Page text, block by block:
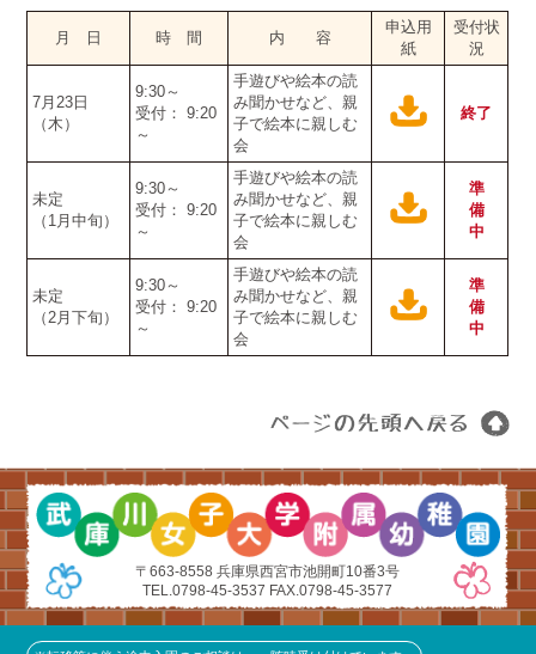
月 日 時 間 内 容
申込用
紙
受付状
況
7月23日
（木）
9:30～
受付： 9:20
～
手遊びや絵本の読
み聞かせなど、親
子で絵本に親しむ
会
終了
未定
（1月中旬）
9:30～
受付： 9:20
～
手遊びや絵本の読
み聞かせなど、親
子で絵本に親しむ
会
準
備
中
未定
（2月下旬）
9:30～
受付： 9:20
～
手遊びや絵本の読
み聞かせなど、親
子で絵本に親しむ
会
準
備
中
〒663-8558 兵庫県西宮市池開町10番3号
TEL.0798-45-3537 FAX.0798-45-3577